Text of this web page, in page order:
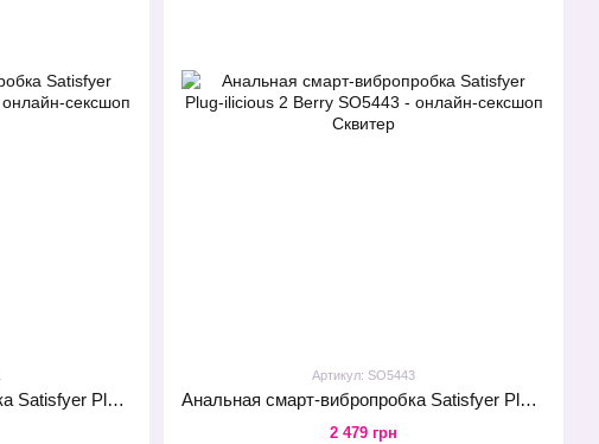
Анальная смарт-вибропробка Satisfyer Plug-ilicious 1 Petrol
Артикул: SO5443
Анальная смарт-вибропробка Satisfyer Plug-ilicious 2 Berry
2 479 грн